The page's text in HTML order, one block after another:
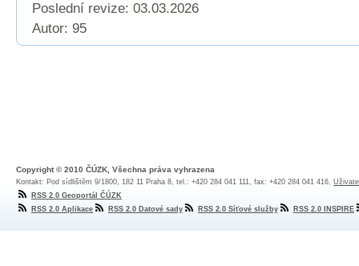
Poslední revize: 03.03.2026
Autor: 95
Copyright © 2010 ČÚZK, Všechna práva vyhrazena
Kontakt: Pod sídlištěm 9/1800, 182 11 Praha 8, tel.: +420 284 041 111, fax: +420 284 041 416,
RSS 2.0 Geoportál ČÚZK
RSS 2.0 Aplikace
RSS 2.0 Datové sady RSS 2.0 Síťové služby RSS 2.0 INSPIRE